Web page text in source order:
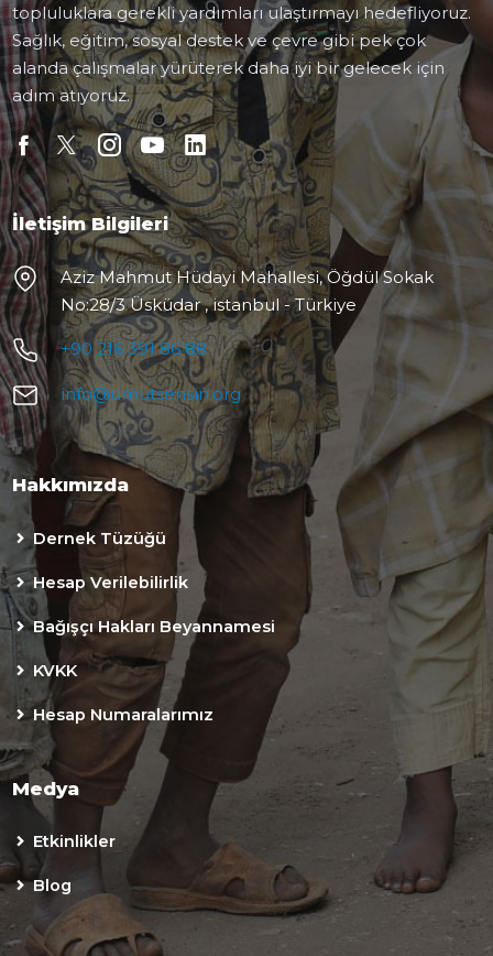
topluluklara gerekli yardımları ulaştırmayı hedefliyoruz.
Sağlık, eğitim, sosyal destek ve çevre gibi pek çok
alanda çalışmalar yürüterek daha iyi bir gelecek için
adım atıyoruz.
İletişim Bilgileri
Aziz Mahmut Hüdayi Mahallesi, Öğdül Sokak
No:28/3 Üsküdar , istanbul - Türkiye
+90 216 391 86 88
info@umutsensin.org
Hakkımızda
Dernek Tüzüğü
Hesap Verilebilirlik
Bağışçı Hakları Beyannamesi
KVKK
Hesap Numaralarımız
Medya
Etkinlikler
Blog